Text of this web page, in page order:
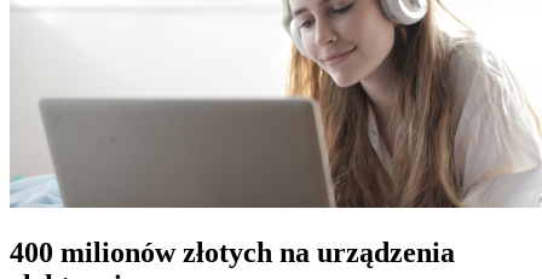
400 milionów złotych na urządzenia